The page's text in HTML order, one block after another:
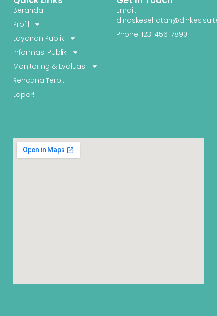
Beranda
Profil
Layanan Publik
Informasi Publik
Monitoring & Evaluasi
Rencana Terbit
Lapor!
Email:
Phone: 123-456-7890